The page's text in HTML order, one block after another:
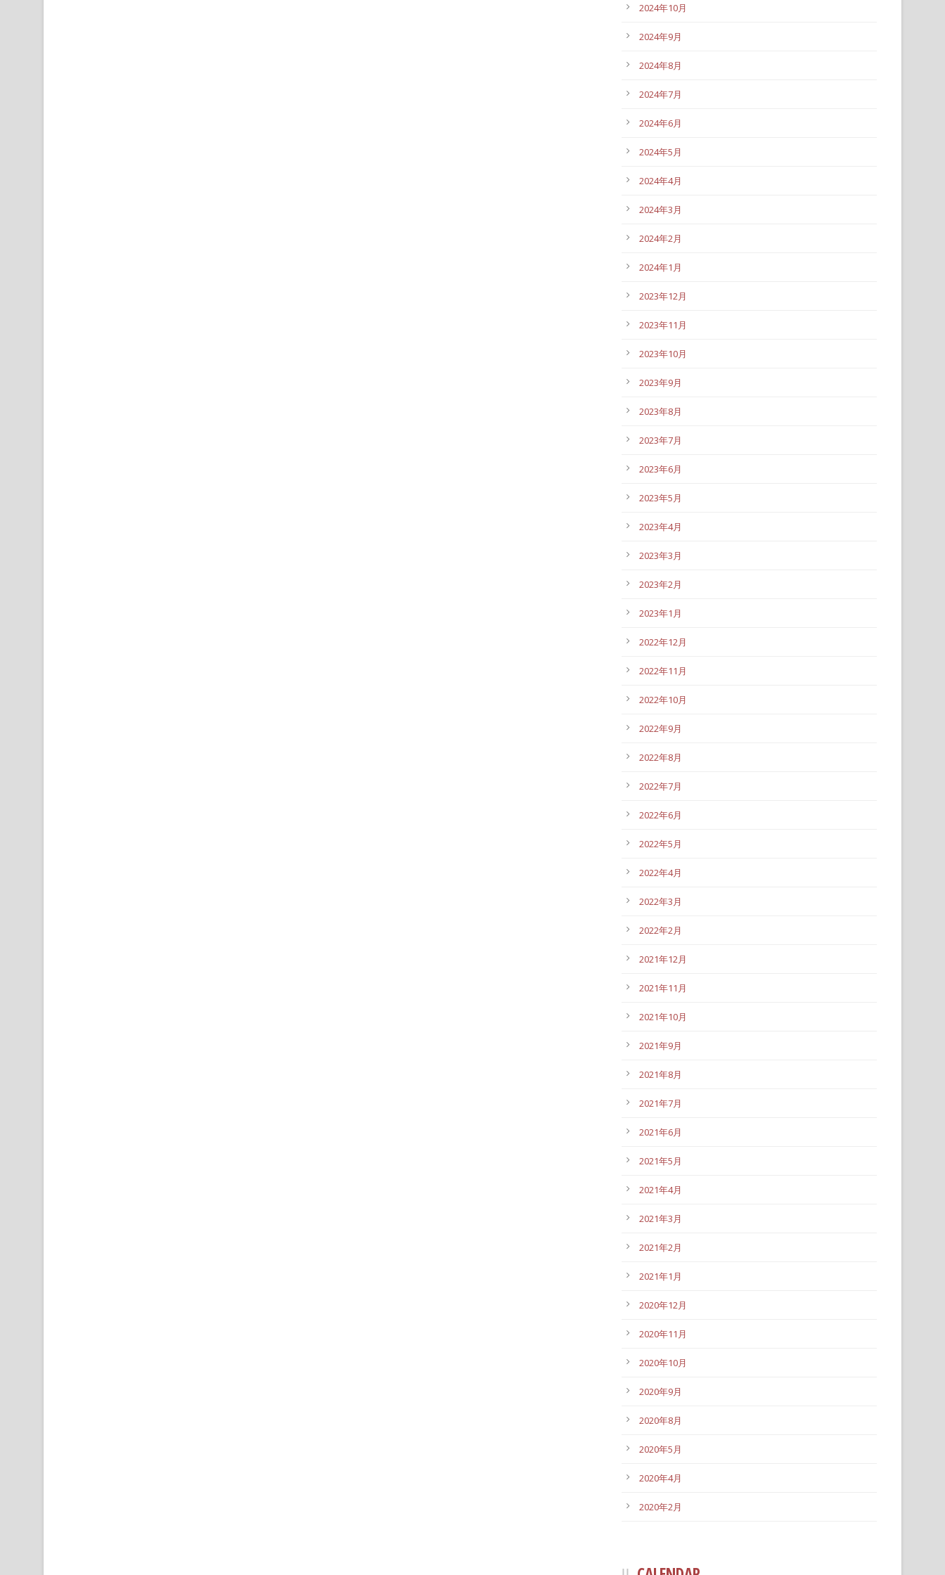
2024年10月
2024年9月
2024年8月
2024年7月
2024年6月
2024年5月
2024年4月
2024年3月
2024年2月
2024年1月
2023年12月
2023年11月
2023年10月
2023年9月
2023年8月
2023年7月
2023年6月
2023年5月
2023年4月
2023年3月
2023年2月
2023年1月
2022年12月
2022年11月
2022年10月
2022年9月
2022年8月
2022年7月
2022年6月
2022年5月
2022年4月
2022年3月
2022年2月
2021年12月
2021年11月
2021年10月
2021年9月
2021年8月
2021年7月
2021年6月
2021年5月
2021年4月
2021年3月
2021年2月
2021年1月
2020年12月
2020年11月
2020年10月
2020年9月
2020年8月
2020年5月
2020年4月
2020年2月